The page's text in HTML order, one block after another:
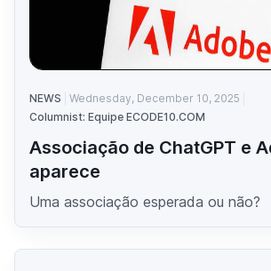
NEWS
Wednesday, December 10, 2025
Columnist: Equipe ECODE10.COM
Associação de ChatGPT e
aparece
Uma associação esperada ou não?